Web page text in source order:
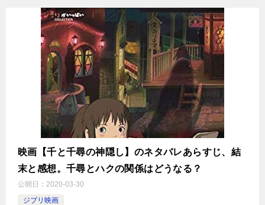
映画【千と千尋の神隠し】のネタバレあらすじ、結
末と感想。千尋とハクの関係はどうなる？
公開日： 2020-03-30
ジブリ映画